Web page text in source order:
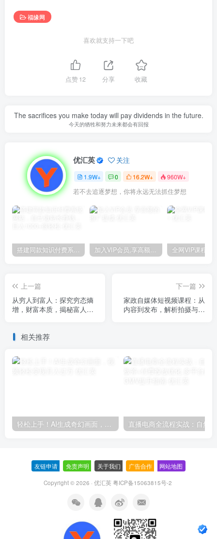
福缘网
喜欢就支持一下吧
点赞12 分享 收藏
The sacrifices you make today will pay dividends in the future.
今天的牺牲和努力未来都会有回报
优汇英 关注
1.9W+ 0 16.2W+ 960W+
若不去追逐梦想，你将永远无法抓住梦想
搭建同款知识付费系统网站，自己做站长挣钱，日入1000+很轻松 加入VIP会员,享高额的推广提成
上一篇
从穷人到富人：探究穷态熵
增，财富本质，揭秘富人赚
下一篇
家政自媒体短视频课程：从
内容到发布，解析拍摄与剪
相关推荐
轻松上手！AI生成奇幻画面，视频轻松变现月入过万
友链申请 免责声明 关于我们 广告合作 网站地图
Copyright © 2026 · 优汇英粤ICP备15063815号-2